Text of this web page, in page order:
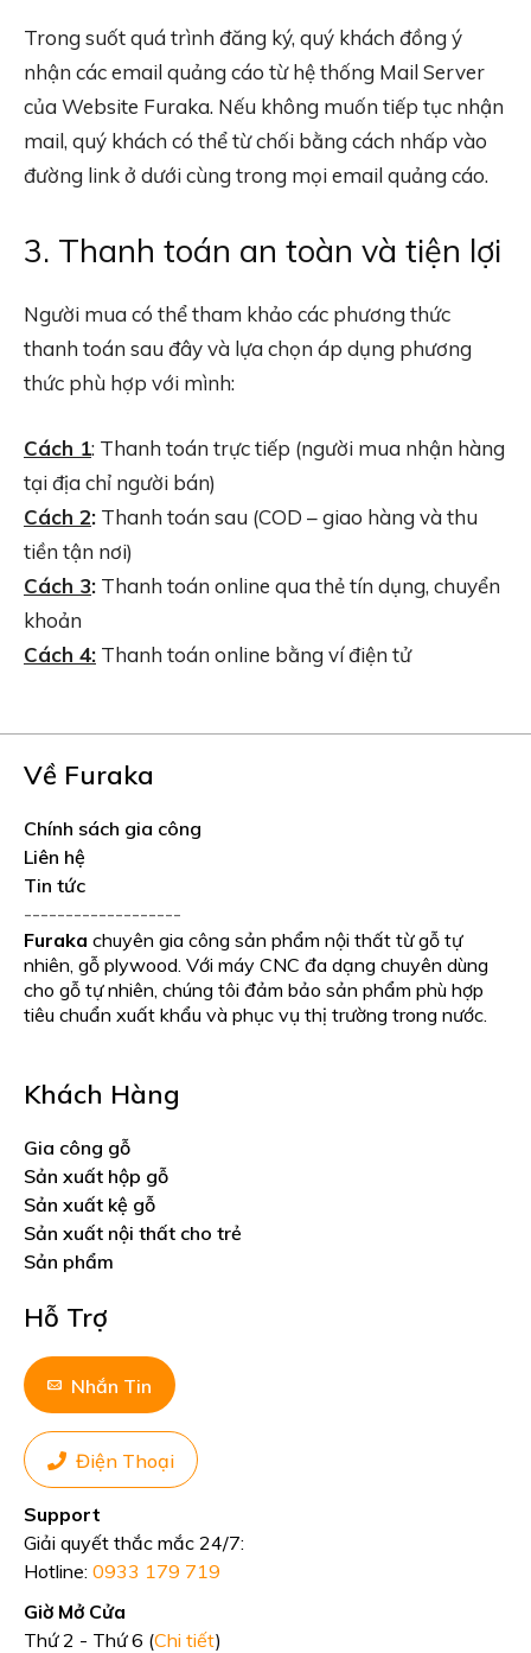
Trong suốt quá trình đăng ký, quý khách đồng ý
nhận các email quảng cáo từ hệ thống Mail Server
của Website Furaka. Nếu không muốn tiếp tục nhận
mail, quý khách có thể từ chối bằng cách nhấp vào
đường link ở dưới cùng trong mọi email quảng cáo.
3. Thanh toán an toàn và tiện lợi
Người mua có thể tham khảo các phương thức
thanh toán sau đây và lựa chọn áp dụng phương
thức phù hợp với mình:
Cách 1: Thanh toán trực tiếp (người mua nhận hàng
tại địa chỉ người bán)
Cách 2: Thanh toán sau (COD – giao hàng và thu
tiền tận nơi)
Cách 3: Thanh toán online qua thẻ tín dụng, chuyển
khoản
Cách 4: Thanh toán online bằng ví điện tử
Về Furaka
Chính sách gia công
Liên hệ
Tin tức
-------------------
Furaka chuyên gia công sản phẩm nội thất từ gỗ tự
nhiên, gỗ plywood. Với máy CNC đa dạng chuyên dùng
cho gỗ tự nhiên, chúng tôi đảm bảo sản phẩm phù hợp
tiêu chuẩn xuất khẩu và phục vụ thị trường trong nước.
Khách Hàng
Gia công gỗ
Sản xuất hộp gỗ
Sản xuất kệ gỗ
Sản xuất nội thất cho trẻ
Sản phẩm
Hỗ Trợ
Nhắn Tin
Điện Thoại
Support
Giải quyết thắc mắc 24/7:
Hotline: 0933 179 719
Giờ Mở Cửa
Thứ 2 - Thứ 6 (Chi tiết)